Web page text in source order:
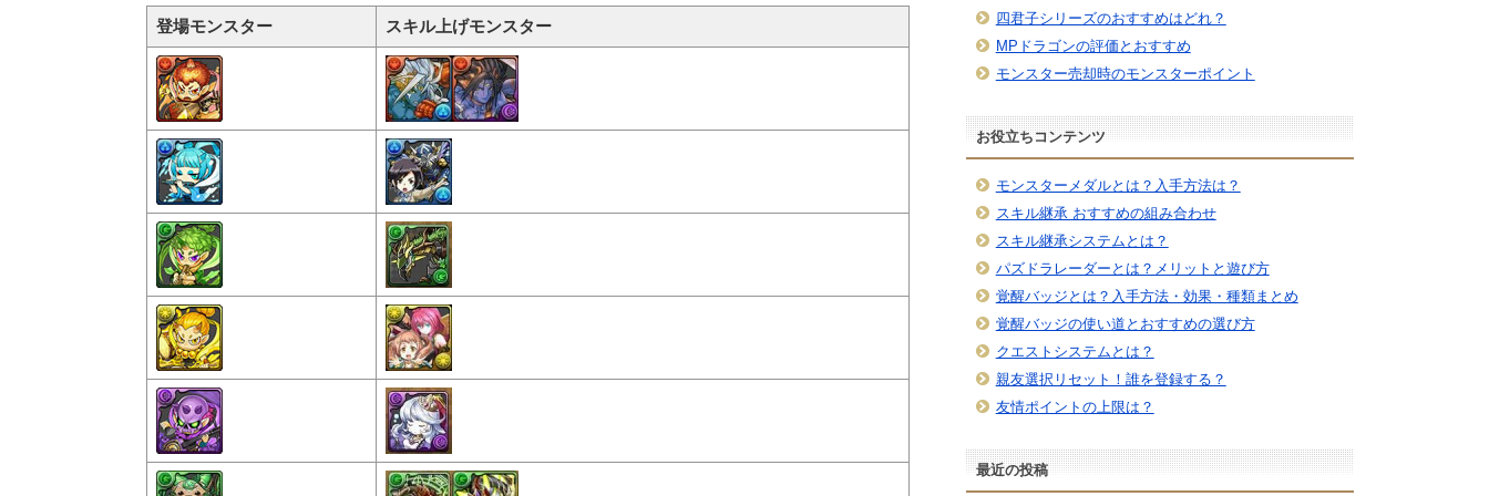
登場モンスター スキル上げモンスター
四君子シリーズのおすすめはどれ？
MPドラゴンの評価とおすすめ
モンスター売却時のモンスターポイント
お役立ちコンテンツ
モンスターメダルとは？入手方法は？
スキル継承 おすすめの組み合わせ
スキル継承システムとは？
パズドラレーダーとは？メリットと遊び方
覚醒バッジとは？入手方法・効果・種類まとめ
覚醒バッジの使い道とおすすめの選び方
クエストシステムとは？
親友選択リセット！誰を登録する？
友情ポイントの上限は？
最近の投稿